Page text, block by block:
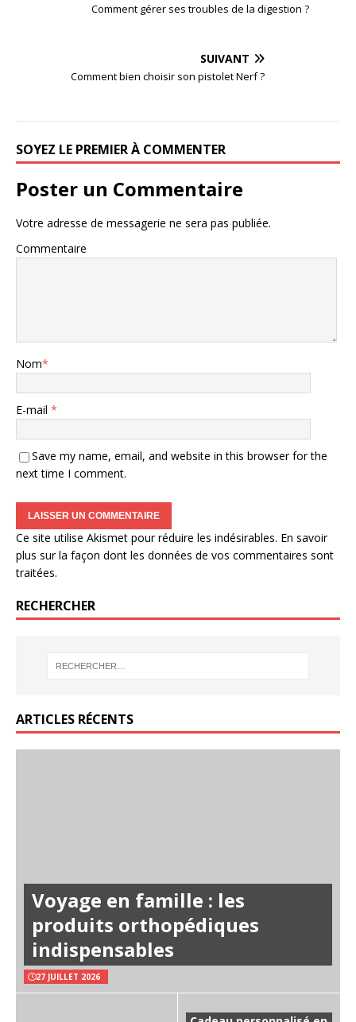
Comment gérer ses troubles de la digestion ?
SUIVANT
Comment bien choisir son pistolet Nerf ?
SOYEZ LE PREMIER À COMMENTER
Poster un Commentaire
Votre adresse de messagerie ne sera pas publiée.
Commentaire
Nom*
E-mail *
Save my name, email, and website in this browser for the
next time I comment.
Ce site utilise Akismet pour réduire les indésirables. En savoir
plus sur la façon dont les données de vos commentaires sont
traitées.
RECHERCHER
ARTICLES RÉCENTS
Voyage en famille : les
produits orthopédiques
indispensables
27 JUILLET 2026